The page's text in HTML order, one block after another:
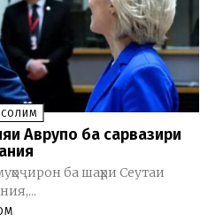
СОЛИМ
Аврупо ба сарвазири
ба шаҳри Сеутаи